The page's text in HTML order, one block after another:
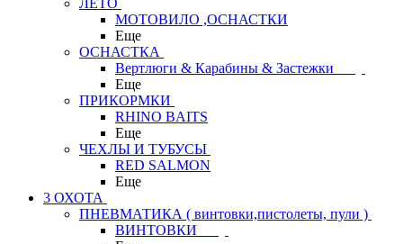
ЛЕТО
МОТОВИЛО ,ОСНАСТКИ
Еще
ОСНАСТКА
Вертлюги & Карабины & Застежки
Еще
ПРИКОРМКИ
RHINO BAITS
Еще
ЧЕХЛЫ И ТУБУСЫ
RED SALMON
Еще
3 ОХОТА
ПНЕВМАТИКА ( винтовки,пистолеты, пули )
ВИНТОВКИ